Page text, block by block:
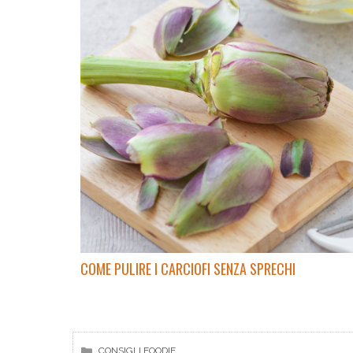
COME PULIRE I CARCIOFI SENZA SPRECHI
CONSIGLI FOODIE